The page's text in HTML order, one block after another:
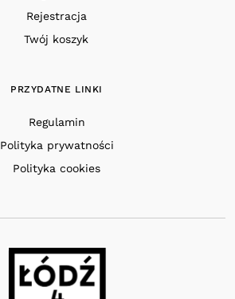
Rejestracja
Twój koszyk
PRZYDATNE LINKI
Regulamin
Polityka prywatności
Polityka cookies